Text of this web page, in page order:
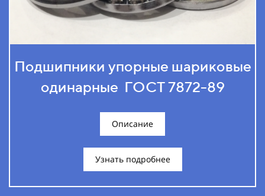
Подшипники упорные шариковые
одинарные ГОСТ 7872-89
Описание
Узнать подробнее